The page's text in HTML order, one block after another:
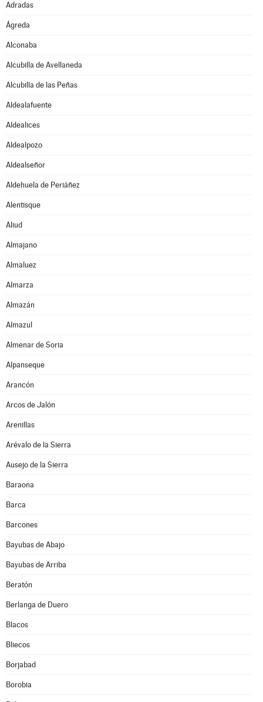
Adradas
Ágreda
Alconaba
Alcubilla de Avellaneda
Alcubilla de las Peñas
Aldealafuente
Aldealices
Aldealpozo
Aldealseñor
Aldehuela de Periáñez
Alentisque
Aliud
Almajano
Almaluez
Almarza
Almazán
Almazul
Almenar de Soria
Alpanseque
Arancón
Arcos de Jalón
Arenillas
Arévalo de la Sierra
Ausejo de la Sierra
Baraona
Barca
Barcones
Bayubas de Abajo
Bayubas de Arriba
Beratón
Berlanga de Duero
Blacos
Bliecos
Borjabad
Borobia